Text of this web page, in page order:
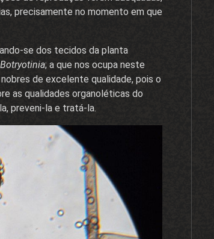
precisamente no momento em que
se dos tecidos da planta
Botryotinia; a que nos ocupa neste
de excelente qualidade, pois o
as qualidades organoléticas do
preveni-la e tratá-la.